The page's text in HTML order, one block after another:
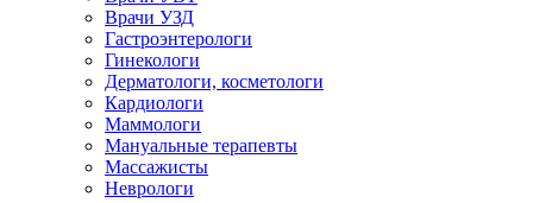
Врачи УЗД
Гастроэнтерологи
Гинекологи
Дерматологи, косметологи
Кардиологи
Маммологи
Мануальные терапевты
Массажисты
Неврологи